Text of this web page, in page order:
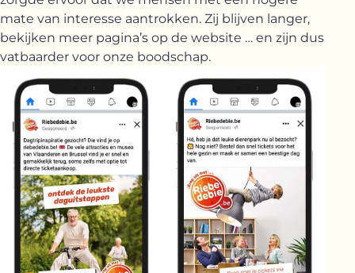
mate van interesse aantrokken. Zij blijven langer,
bekijken meer pagina’s op de website … en zijn dus
vatbaarder voor onze boodschap.